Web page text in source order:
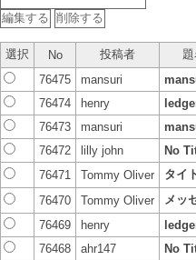
選択 No 投稿者
76475
mansuri
76474
henry
76473
mansuri
76472
lilly john
No
76471
Tommy Oliver
タイ
76470
Tommy Oliver
メッ
76469
henry
76468
ahr147
No